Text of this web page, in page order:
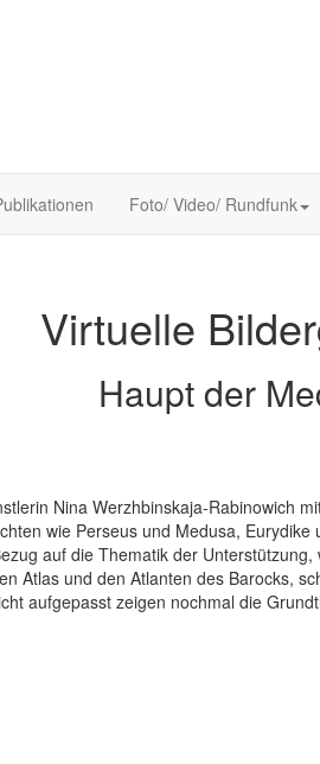
Foto/ Video/ Rundfunk
Virtuelle
Haupt der
Nina Werzhbinskaja-Rabinowich
wie Perseus und Medusa,
auf die Thematik der
Atlas und den Atlanten des Barocks,
aufgepasst zeigen nochmal die